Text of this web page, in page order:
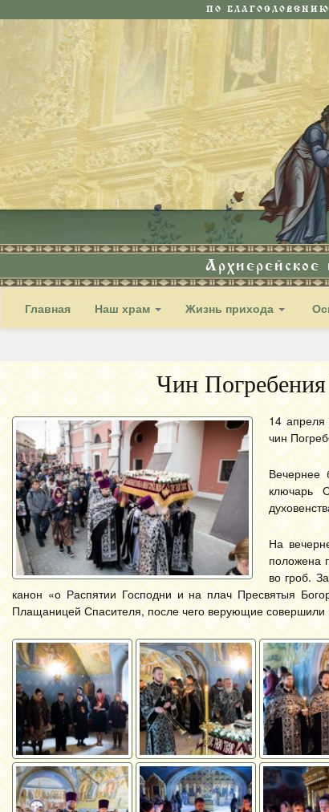
ПО
Главная Наш храм Жизнь прихода
Чин
14
чин
Вечернее
ключарь
На
положена
во гроб.
канон «о Распятии Господни и на плач Пресвятыя
Плащаницей Спасителя, после чего верующие совершили